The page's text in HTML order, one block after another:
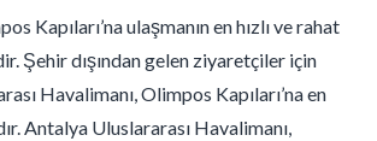
Kapıları’na ulaşmanın en hızlı ve rahat
Şehir dışından gelen ziyaretçiler için
Havalimanı, Olimpos Kapıları’na en
Antalya Uluslararası Havalimanı,